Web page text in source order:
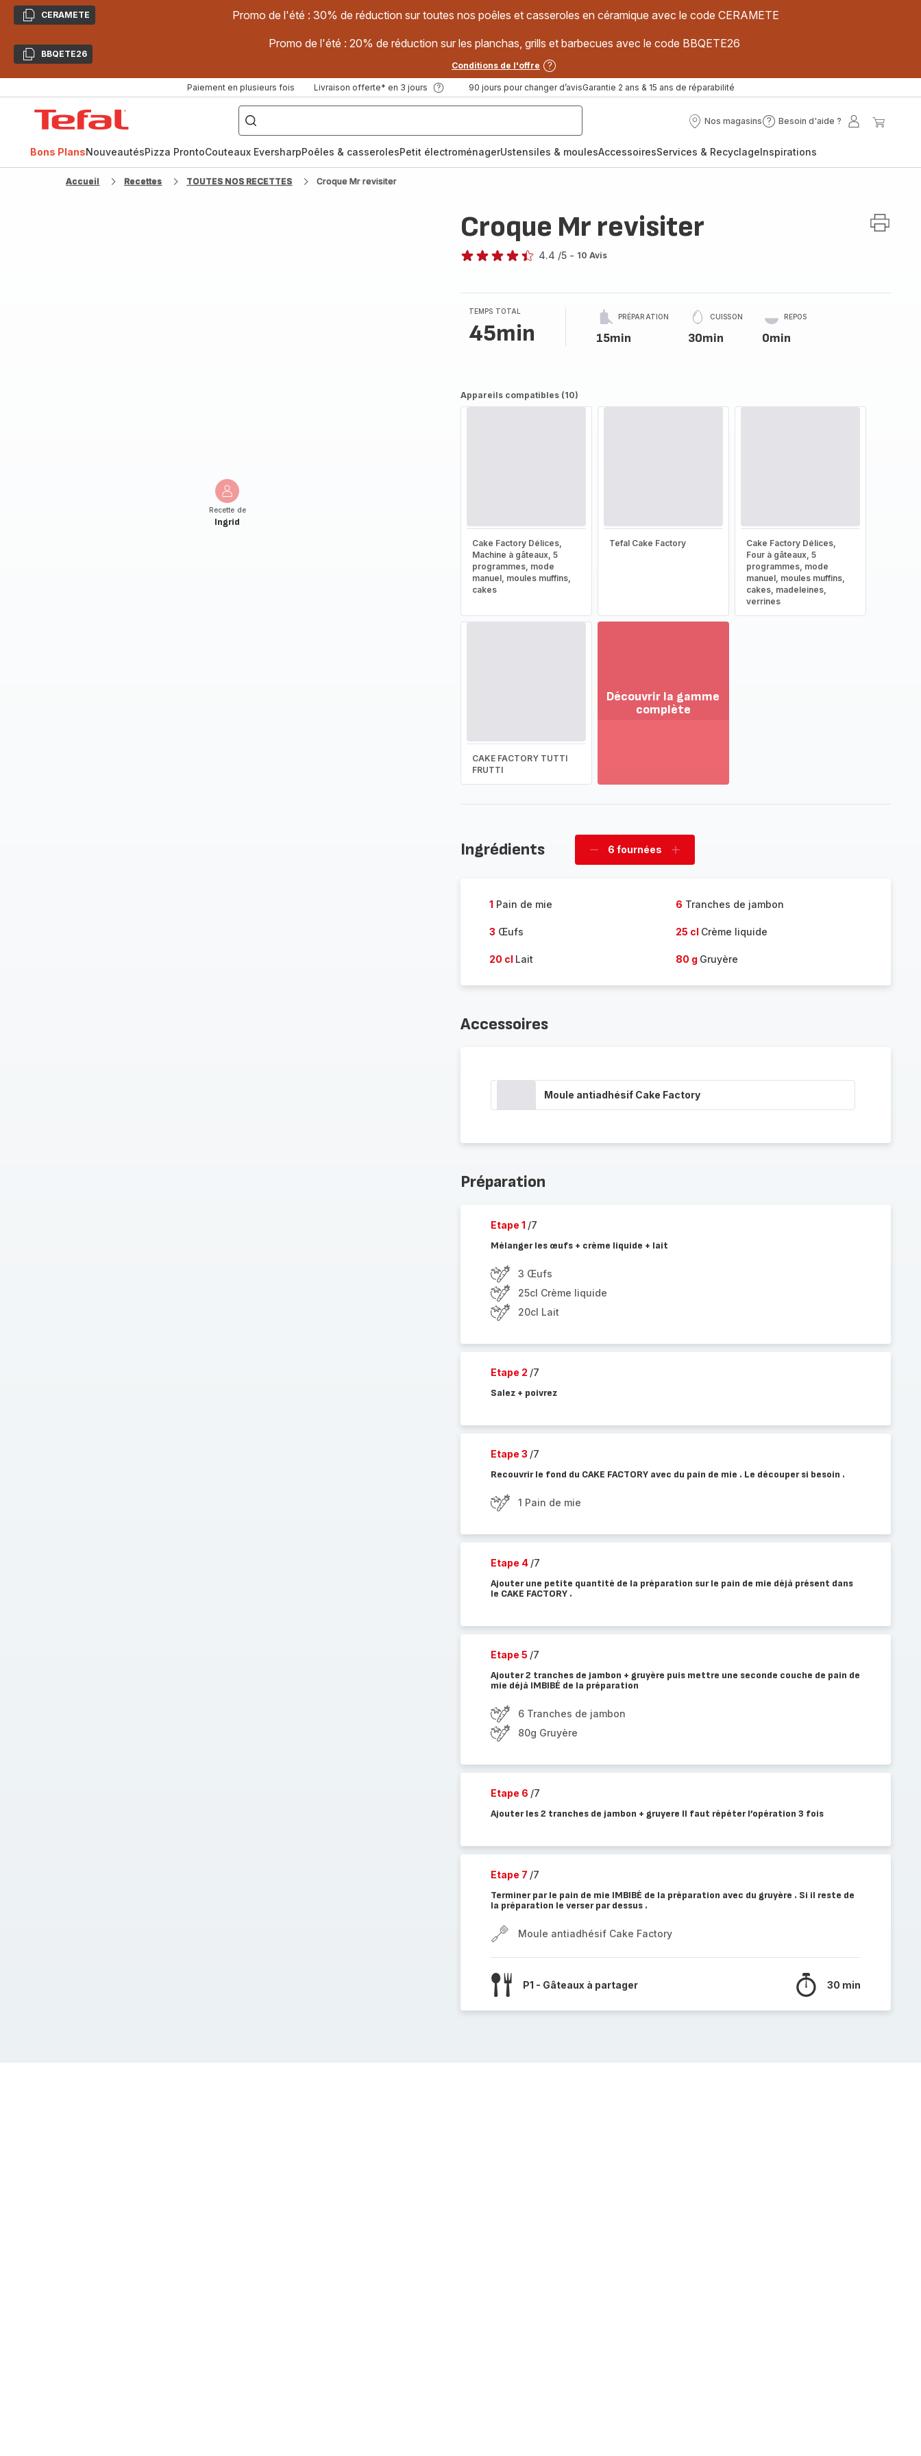
CopierCERAMETE Promo de l'été : 30% de réduction sur toutes nos poêles et casseroles en céramique avec le code CERAMETE
CopierBBQETE26
Promo de l'été : 20% de réduction sur les planchas, grills et barbecues avec le code BBQETE26
Conditions de l'offre
Paiement en plusieurs fois Livraison offerte* en 3 jours 90 jours pour changer d’avisGarantie 2 ans & 15 ans de réparabilité
["Poêles
inox,
Cake
Factory,
Nos magasins
Nos
Besoin d'aide ?
Besoin
?
Mon
Bons PlansNouveautésPizza ProntoCouteaux EversharpPoêles & casserolesPetit électroménagerUstensiles & moulesAccessoiresServices & RecyclageInspirations
Accueil Recettes TOUTES NOS RECETTES Croque Mr revisiter
Recette de
Ingrid
Croque Mr revisiter
4.4 /5 - 10 Avis
TEMPS TOTAL
45min
PRÉPARATION
15min
CUISSON
30min
REPOS
0min
Appareils compatibles (10)
Cake Factory Délices,
Machine à gâteaux, 5
programmes, mode
manuel, moules muffins,
cakes
Tefal Cake Factory
Cake Factory Délices,
Four à gâteaux, 5
programmes, mode
manuel, moules muffins,
cakes, madeleines,
verrines
CAKE FACTORY TUTTI
FRUTTI
Découvrir la gamme
complète
Ingrédients
Supprimer
6 fournées
Ajouter
1 Pain de mie 6 Tranches de jambon
3 Œufs 25 cl Crème liquide
20 cl Lait 80 g Gruyère
Accessoires
Moule antiadhésif Cake Factory
Préparation
Etape 1 /7
Mélanger les œufs + crème liquide + lait
3 Œufs
25cl Crème liquide
20cl Lait
Etape 2 /7
Salez + poivrez
Etape 3 /7
Recouvrir le fond du CAKE FACTORY avec du pain de mie . Le découper si besoin .
1 Pain de mie
Etape 4 /7
Ajouter une petite quantité de la préparation sur le pain de mie déjà présent dans
le CAKE FACTORY .
Etape 5 /7
Ajouter 2 tranches de jambon + gruyère puis mettre une seconde couche de pain de
mie déjà IMBIBÉ de la préparation
6 Tranches de jambon
80g Gruyère
Etape 6 /7
Ajouter les 2 tranches de jambon + gruyere Il faut répéter l’opération 3 fois
Etape 7 /7
Terminer par le pain de mie IMBIBÉ de la préparation avec du gruyère . Si il reste de
la préparation le verser par dessus .
Moule antiadhésif Cake Factory
P1 - Gâteaux à partager 30 min